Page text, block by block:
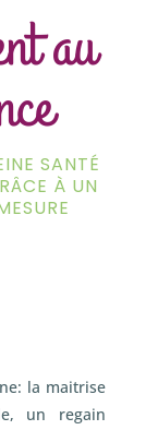
au
SANTÉ
À UN
la maitrise
un regain